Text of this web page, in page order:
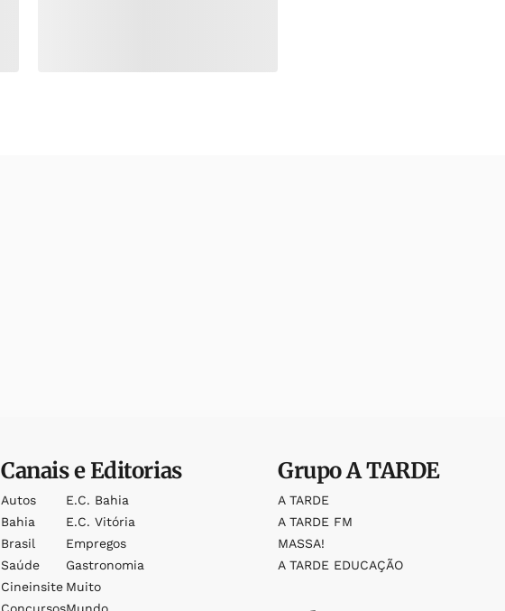
Canais e Editorias
Autos
Bahia
Brasil
Saúde
Cineinsite
E.c. Bahia
E.c. Vitória
Empregos
Gastronomia
Muito
GrupoA TARDE
A TARDE
A TARDE FM
MASSA!
A TARDE EDUCAÇÃO